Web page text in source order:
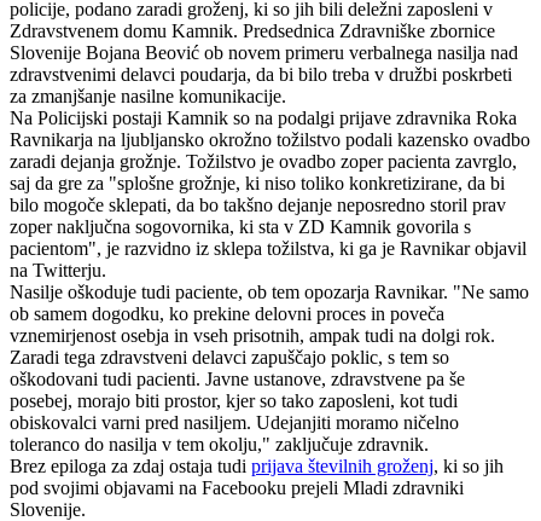
policije, podano zaradi groženj, ki so jih bili deležni zaposleni v
Zdravstvenem domu Kamnik. Predsednica Zdravniške zbornice
Slovenije Bojana Beović ob novem primeru verbalnega nasilja nad
zdravstvenimi delavci poudarja, da bi bilo treba v družbi poskrbeti
za zmanjšanje nasilne komunikacije.
Na Policijski postaji Kamnik so na podalgi prijave zdravnika Roka
Ravnikarja na ljubljansko okrožno tožilstvo podali kazensko ovadbo
zaradi dejanja grožnje. Tožilstvo je ovadbo zoper pacienta zavrglo,
saj da gre za "splošne grožnje, ki niso toliko konkretizirane, da bi
bilo mogoče sklepati, da bo takšno dejanje neposredno storil prav
zoper naključna sogovornika, ki sta v ZD Kamnik govorila s
pacientom", je razvidno iz sklepa tožilstva, ki ga je Ravnikar objavil
na Twitterju.
Nasilje oškoduje tudi paciente, ob tem opozarja Ravnikar. "Ne samo
ob samem dogodku, ko prekine delovni proces in poveča
vznemirjenost osebja in vseh prisotnih, ampak tudi na dolgi rok.
Zaradi tega zdravstveni delavci zapuščajo poklic, s tem so
oškodovani tudi pacienti. Javne ustanove, zdravstvene pa še
posebej, morajo biti prostor, kjer so tako zaposleni, kot tudi
obiskovalci varni pred nasiljem. Udejanjiti moramo ničelno
toleranco do nasilja v tem okolju," zaključuje zdravnik.
Brez epiloga za zdaj ostaja tudi prijava številnih groženj, ki so jih
pod svojimi objavami na Facebooku prejeli Mladi zdravniki
Slovenije.